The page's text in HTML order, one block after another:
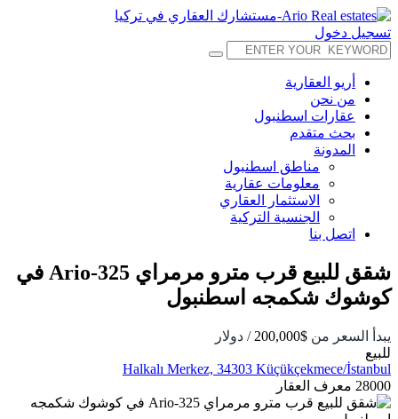
تسجيل دخول
أريو العقارية
من نحن
عقارات اسطنبول
بحث متقدم
المدونة
مناطق اسطنبول
معلومات عقارية
الاستثمار العقاري
الجنسية التركية
اتصل بنا
شقق للبيع قرب مترو مرمراي Ario-325 في
كوشوك شكمجه اسطنبول
يبدأ السعر من $200,000
/ دولار
للبيع
Halkalı Merkez, 34303 Küçükçekmece/İstanbul
28000 معرف العقار